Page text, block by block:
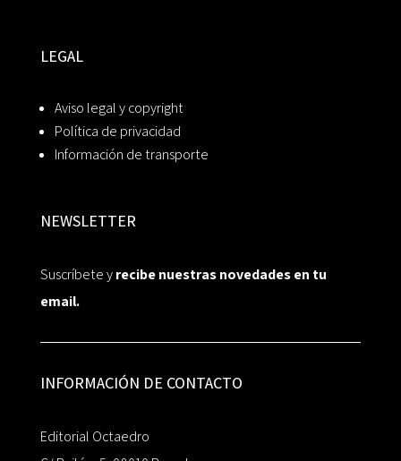
LEGAL
Aviso legal y copyright
Política de privacidad
Información de transporte
NEWSLETTER
Suscríbete yrecibe nuestras novedades en tu
email.
INFORMACIÓN DE CONTACTO
Editorial Octaedro